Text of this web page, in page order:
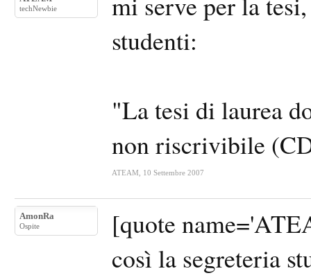
techNewbie
studenti:
"La tesi di laurea
non riscrivibile
ATEAM 10 Settembre 2007
AmonRa
Ospite
[quote
così la segreteria